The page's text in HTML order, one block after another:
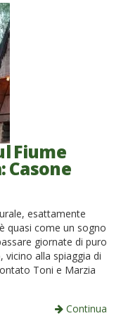
Fiume
Casone
esattamente
quasi come un sogno
giornate di puro
vicino alla spiaggia di
Toni e Marzia
Continua